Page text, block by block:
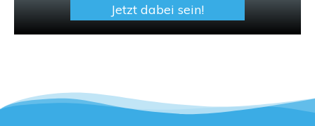
Jetzt dabei sein!